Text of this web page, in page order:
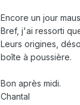
Encore un jour
Bref, j'ai ressorti
Leurs origines,
boîte à poussière.
Bon après midi.
Chantal